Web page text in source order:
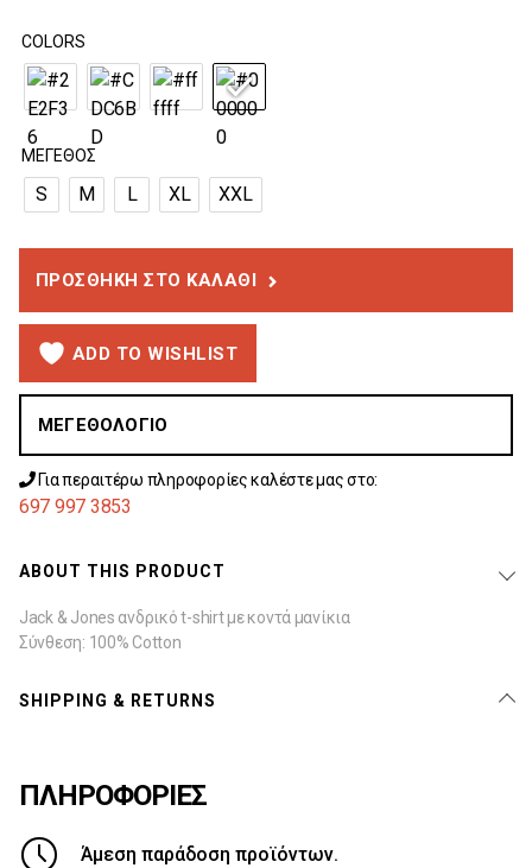
COLORS
ΜΈΓΕΘΟΣ
S M L XL XXL
ΠΡΟΣΘΉΚΗ ΣΤΟ ΚΑΛΆΘΙ
ADD TO WISHLIST
ΜΕΓΕΘΟΛΌΓΙΟ
Για περαιτέρω πληροφορίες καλέστε μας στο:
697 997 3853
ABOUT THIS PRODUCT
Jack & Jones ανδρικό t-shirt με κοντά μανίκια
Σύνθεση: 100% Cotton
SHIPPING & RETURNS
ΠΛΗΡΟΦΟΡΙΕΣ
Άμεση παράδοση προϊόντων.